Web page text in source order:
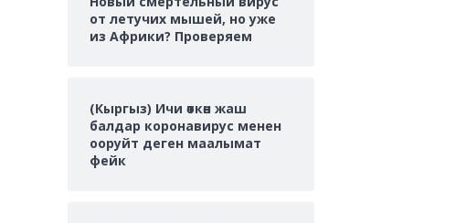
от летучих мышей, но уже
из Африки? Проверяем
(Кыргыз) Ичи өткөн жаш
балдар коронавирус менен
ооруйт деген маалымат
фейк